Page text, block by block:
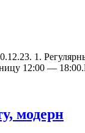
1.
12:00 —
модерн